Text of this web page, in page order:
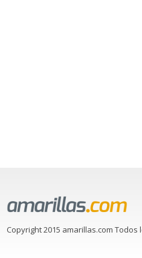
Copyright 2015 amarillas.com